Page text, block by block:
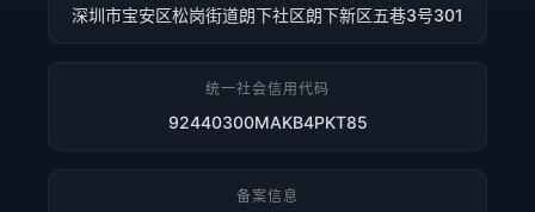
深圳市宝安区松岗街道朗下社区朗下新区五巷3号301
统一社会信用代码
92440300MAKB4PKT85
备案信息